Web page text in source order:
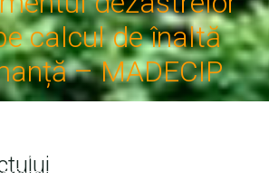
calcul de înaltă
– MADECIP
bazat pe calcul de înaltă
– MADECIP